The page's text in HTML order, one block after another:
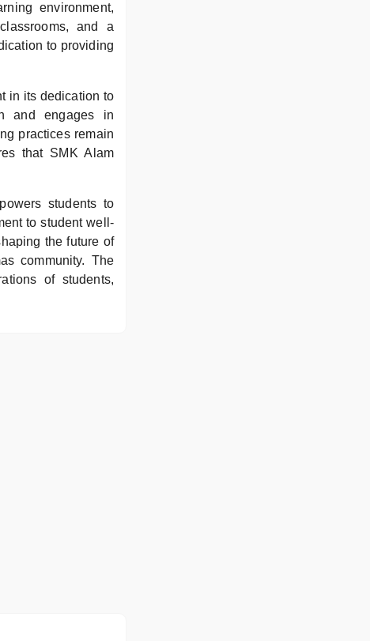
environment,
and a
to providing
in its dedication to
and engages in
practices remain
that SMK Alam
students to
to student well-
the future of
community. The
of students,